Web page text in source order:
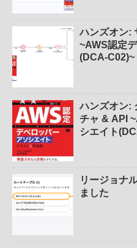
ハンズオン:
~AWS認定
(DCA-C02)~
ハンズオン:
チャ & API
シエイト
リージョナ
ました